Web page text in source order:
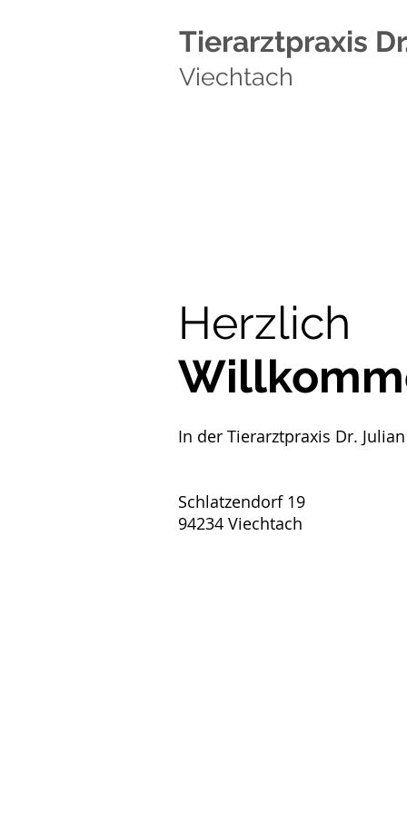
Tierarztpraxis
Viechtach
Herzlich
In der Tierarztpraxis Dr.
Schlatzendorf 19
94234 Viechtach